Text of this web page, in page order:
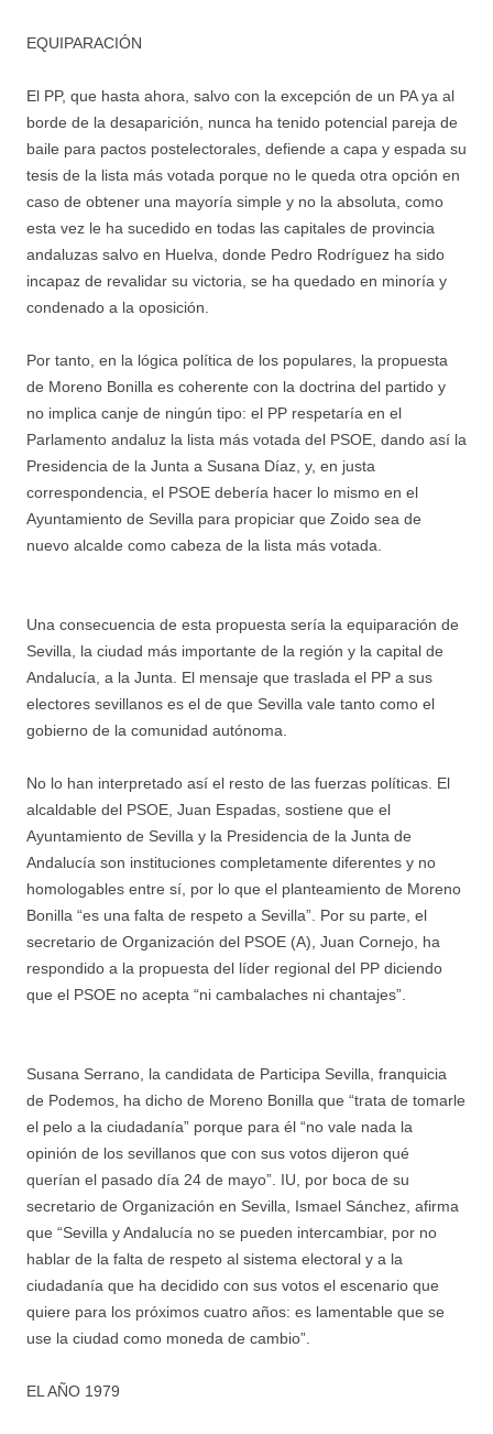
EQUIPARACIÓN
El PP, que hasta ahora, salvo con la excepción de un PA ya al
borde de la desaparición, nunca ha tenido potencial pareja de
baile para pactos postelectorales, defiende a capa y espada su
tesis de la lista más votada porque no le queda otra opción en
caso de obtener una mayoría simple y no la absoluta, como
esta vez le ha sucedido en todas las capitales de provincia
andaluzas salvo en Huelva, donde Pedro Rodríguez ha sido
incapaz de revalidar su victoria, se ha quedado en minoría y
condenado a la oposición.
Por tanto, en la lógica política de los populares, la propuesta
de Moreno Bonilla es coherente con la doctrina del partido y
no implica canje de ningún tipo: el PP respetaría en el
Parlamento andaluz la lista más votada del PSOE, dando así la
Presidencia de la Junta a Susana Díaz, y, en justa
correspondencia, el PSOE debería hacer lo mismo en el
Ayuntamiento de Sevilla para propiciar que Zoido sea de
nuevo alcalde como cabeza de la lista más votada.
Una consecuencia de esta propuesta sería la equiparación de
Sevilla, la ciudad más importante de la región y la capital de
Andalucía, a la Junta. El mensaje que traslada el PP a sus
electores sevillanos es el de que Sevilla vale tanto como el
gobierno de la comunidad autónoma.
No lo han interpretado así el resto de las fuerzas políticas. El
alcaldable del PSOE, Juan Espadas, sostiene que el
Ayuntamiento de Sevilla y la Presidencia de la Junta de
Andalucía son instituciones completamente diferentes y no
homologables entre sí, por lo que el planteamiento de Moreno
Bonilla “es una falta de respeto a Sevilla”. Por su parte, el
secretario de Organización del PSOE (A), Juan Cornejo, ha
respondido a la propuesta del líder regional del PP diciendo
que el PSOE no acepta “ni cambalaches ni chantajes”.
Susana Serrano, la candidata de Participa Sevilla, franquicia
de Podemos, ha dicho de Moreno Bonilla que “trata de tomarle
el pelo a la ciudadanía” porque para él “no vale nada la
opinión de los sevillanos que con sus votos dijeron qué
querían el pasado día 24 de mayo”. IU, por boca de su
secretario de Organización en Sevilla, Ismael Sánchez, afirma
que “Sevilla y Andalucía no se pueden intercambiar, por no
hablar de la falta de respeto al sistema electoral y a la
ciudadanía que ha decidido con sus votos el escenario que
quiere para los próximos cuatro años: es lamentable que se
use la ciudad como moneda de cambio”.
EL AÑO 1979